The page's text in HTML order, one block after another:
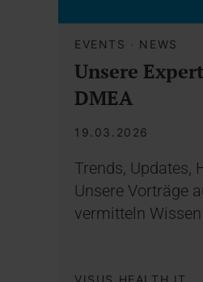
EVENTS · NEWS
Unsere
DMEA
19.03.2026
Trends, Updates,
Unsere Vorträge
vermitteln